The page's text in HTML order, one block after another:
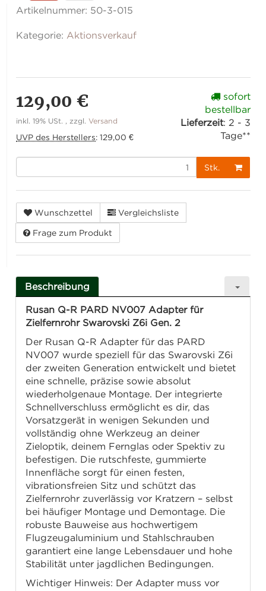
Artikelnummer: 50-3-015
Kategorie: Aktionsverkauf
129,00 €
inkl. 19% USt. , zzgl.Versand
UVP des Herstellers:129,00 €
sofort
bestellbar
Lieferzeit: 2 - 3
Tage**
Stk.
Wunschzettel Vergleichsliste
Frage zum Produkt
Beschreibung
Rusan Q-R PARD NV007 Adapter für
Zielfernrohr Swarovski Z6i Gen. 2
Der Rusan Q-R Adapter für das PARD
NV007 wurde speziell für das Swarovski Z6i
der zweiten Generation entwickelt und bietet
eine schnelle, präzise sowie absolut
wiederholgenaue Montage. Der integrierte
Schnellverschluss ermöglicht es dir, das
Vorsatzgerät in wenigen Sekunden und
vollständig ohne Werkzeug an deiner
Zieloptik, deinem Fernglas oder Spektiv zu
befestigen. Die rutschfeste, gummierte
Innenfläche sorgt für einen festen,
vibrationsfreien Sitz und schützt das
Zielfernrohr zuverlässig vor Kratzern – selbst
bei häufiger Montage und Demontage. Die
robuste Bauweise aus hochwertigem
Flugzeugaluminium und Stahlschrauben
garantiert eine lange Lebensdauer und hohe
Stabilität unter jagdlichen Bedingungen.
Wichtiger Hinweis: Der Adapter muss vor